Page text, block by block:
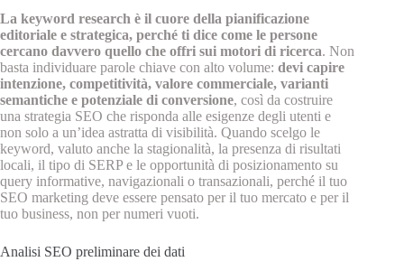
La keyword research è il cuore della pianificazione
editoriale e strategica, perché ti dice come le persone
cercano davvero quello che offri sui motori di ricerca. Non
basta individuare parole chiave con alto volume: devi capire
intenzione, competitività, valore commerciale, varianti
semantiche e potenziale di conversione, così da costruire
una strategia SEO che risponda alle esigenze degli utenti e
non solo a un’idea astratta di visibilità. Quando scelgo le
keyword, valuto anche la stagionalità, la presenza di risultati
locali, il tipo di SERP e le opportunità di posizionamento su
query informative, navigazionali o transazionali, perché il tuo
SEO marketing deve essere pensato per il tuo mercato e per il
tuo business, non per numeri vuoti.
Analisi SEO preliminare dei dati